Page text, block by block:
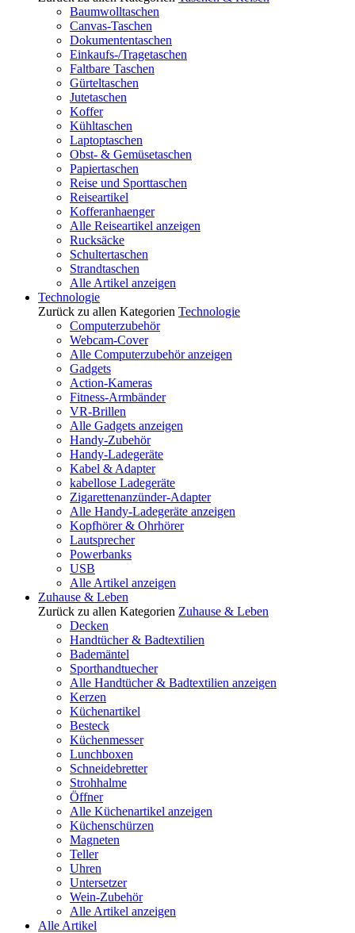
Baumwolltaschen
Canvas-Taschen
Dokumententaschen
Einkaufs-/Tragetaschen
Faltbare Taschen
Gürteltaschen
Jutetaschen
Koffer
Kühltaschen
Laptoptaschen
Obst- & Gemüsetaschen
Papiertaschen
Reise und Sporttaschen
Reiseartikel
Kofferanhaenger
Alle Reiseartikel anzeigen
Rucksäcke
Schultertaschen
Strandtaschen
Alle Artikel anzeigen
Technologie
Zurück zu allen Kategorien Technologie
Computerzubehör
Webcam-Cover
Alle Computerzubehör anzeigen
Gadgets
Action-Kameras
Fitness-Armbänder
VR-Brillen
Alle Gadgets anzeigen
Handy-Zubehör
Handy-Ladegeräte
Kabel & Adapter
kabellose Ladegeräte
Zigarettenanzünder-Adapter
Alle Handy-Ladegeräte anzeigen
Kopfhörer & Ohrhörer
Lautsprecher
Powerbanks
USB
Alle Artikel anzeigen
Zuhause & Leben
Zurück zu allen Kategorien Zuhause & Leben
Decken
Handtücher & Badtextilien
Bademäntel
Sporthandtuecher
Alle Handtücher & Badtextilien anzeigen
Kerzen
Küchenartikel
Besteck
Küchenmesser
Lunchboxen
Schneidebretter
Strohhalme
Öffner
Alle Küchenartikel anzeigen
Küchenschürzen
Magneten
Teller
Uhren
Untersetzer
Wein-Zubehör
Alle Artikel anzeigen
Alle Artikel